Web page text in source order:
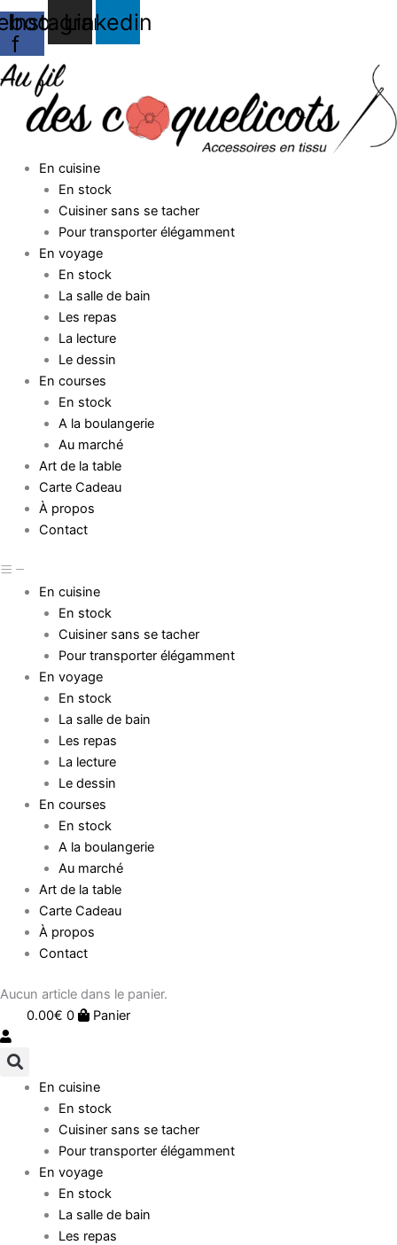
Aller
au
contenu
f
Instagram
Linkedin
En cuisine
En stock
Cuisiner sans se tacher
Pour transporter élégamment
En voyage
En stock
La salle de bain
Les repas
La lecture
Le dessin
En courses
En stock
A la boulangerie
Au marché
Art de la table
Carte Cadeau
À propos
Contact
En cuisine
En stock
Cuisiner sans se tacher
Pour transporter élégamment
En voyage
En stock
La salle de bain
Les repas
La lecture
Le dessin
En courses
En stock
A la boulangerie
Au marché
Art de la table
Carte Cadeau
À propos
Contact
Aucun article dans le panier.
0.00€ 0 Panier
En cuisine
En stock
Cuisiner sans se tacher
Pour transporter élégamment
En voyage
En stock
La salle de bain
Les repas